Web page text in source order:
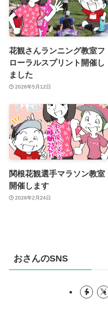
花観さんランニング教室フ
ローラルスプリント開催し
ました
2026年5月12日
関根花観選手マラソン教室
開催します
2026年2月24日
おさんのSNS